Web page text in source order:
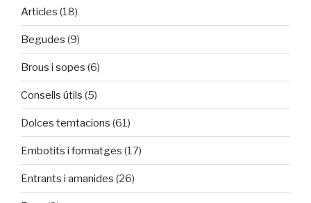
Articles (18)
Begudes (9)
Brous i sopes (6)
Consells útils (5)
Dolces temtacions (61)
Embotits i formatges (17)
Entrants i amanides (26)